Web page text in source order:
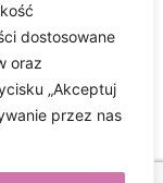
dostosowane
oraz
„Akceptuj
przez nas
i nie tylko.